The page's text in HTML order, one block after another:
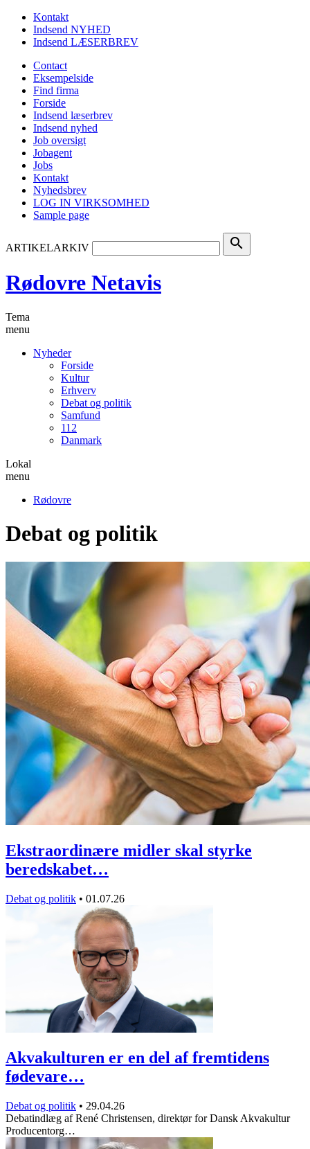
Kontakt
Indsend NYHED
Indsend LÆSERBREV
Contact
Eksempelside
Find firma
Forside
Indsend læserbrev
Indsend nyhed
Job oversigt
Jobagent
Jobs
Kontakt
Nyhedsbrev
LOG IN VIRKSOMHED
Sample page
ARTIKELARKIV search
Rødovre Netavis
Tema
menu
Nyheder
Forside
Kultur
Erhverv
Debat og politik
Samfund
112
Danmark
Lokal
menu
Rødovre
Debat og politik
Ekstraordinære midler skal styrke
beredskabet…
Debat og politik • 01.07.26
Akvakulturen er en del af fremtidens
fødevare…
Debat og politik • 29.04.26
Debatindlæg af René Christensen, direktør for Dansk Akvakultur
Producentorg…